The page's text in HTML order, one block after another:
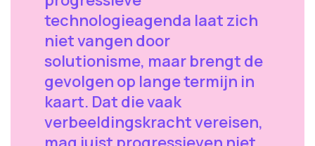
technologieagenda laat zich
niet vangen door
solutionisme, maar brengt de
gevolgen op lange termijn in
kaart. Dat die vaak
verbeeldingskracht vereisen,